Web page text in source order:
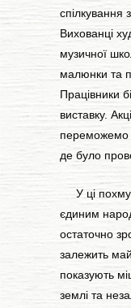
спілкування
Вихованці
музичної
малюнки та
Працівники
виставку.
переможемо
де було
У ці
єдиним
остаточно
залежить
показують
землі та